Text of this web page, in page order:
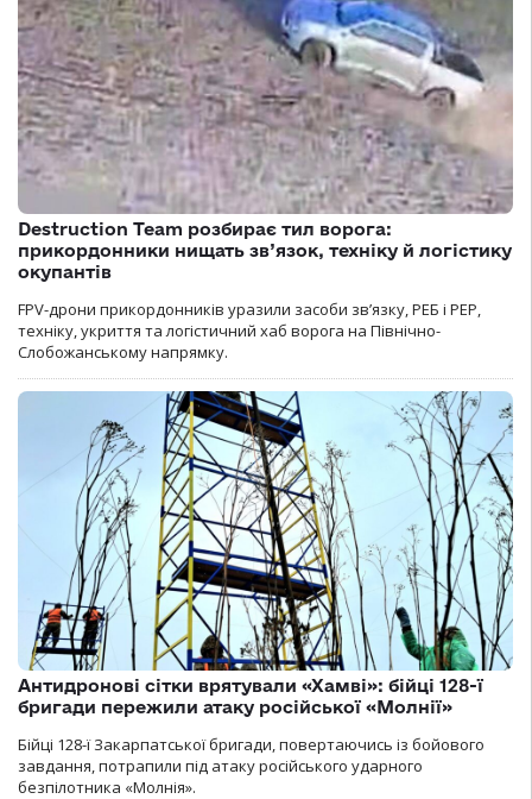
Destruction Team розбирає тил ворога:
прикордонники нищать зв’язок, техніку й логістику
окупантів
FPV-дрони прикордонників уразили засоби зв’язку, РЕБ і РЕР,
техніку, укриття та логістичний хаб ворога на Північно-
Слобожанському напрямку.
Антидронові сітки врятували «Хамві»: бійці 128-ї
бригади пережили атаку російської «Молнії»
Бійці 128-ї Закарпатської бригади, повертаючись із бойового
завдання, потрапили під атаку російського ударного
безпілотника «Молнія».